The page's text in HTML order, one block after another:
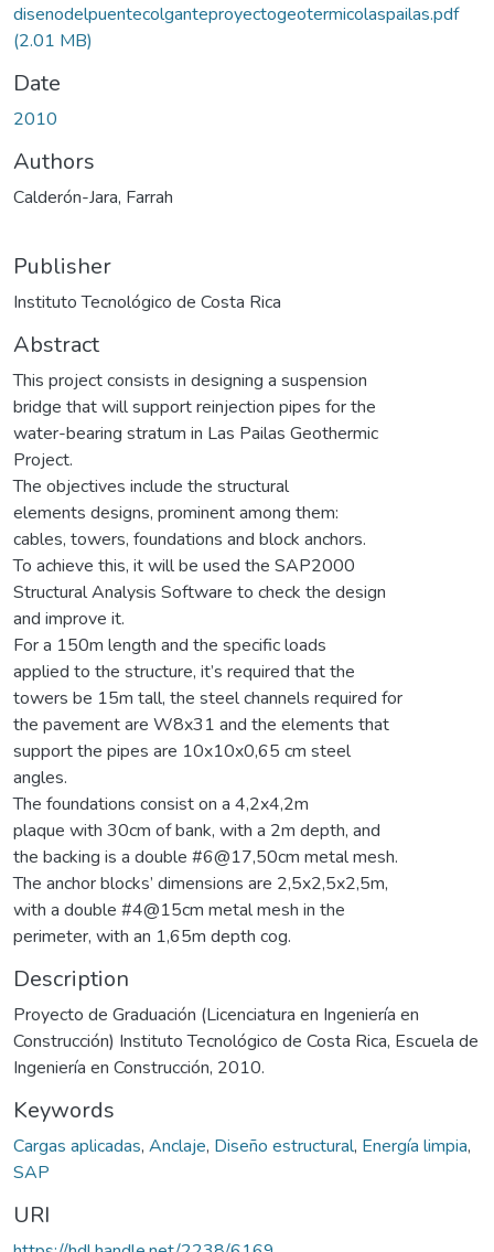
disenodelpuentecolganteproyectogeotermicolaspailas.pdf
(2.01 MB)
Date
2010
Authors
Calderón-Jara, Farrah
Publisher
Instituto Tecnológico de Costa Rica
Abstract
This project consists in designing a suspension
bridge that will support reinjection pipes for the
water-bearing stratum in Las Pailas Geothermic
Project.
The objectives include the structural
elements designs, prominent among them:
cables, towers, foundations and block anchors.
To achieve this, it will be used the SAP2000
Structural Analysis Software to check the design
and improve it.
For a 150m length and the specific loads
applied to the structure, it’s required that the
towers be 15m tall, the steel channels required for
the pavement are W8x31 and the elements that
support the pipes are 10x10x0,65 cm steel
angles.
The foundations consist on a 4,2x4,2m
plaque with 30cm of bank, with a 2m depth, and
the backing is a double #6@17,50cm metal mesh.
The anchor blocks’ dimensions are 2,5x2,5x2,5m,
with a double #4@15cm metal mesh in the
perimeter, with an 1,65m depth cog.
Description
Proyecto de Graduación (Licenciatura en Ingeniería en
Construcción) Instituto Tecnológico de Costa Rica, Escuela de
Ingeniería en Construcción, 2010.
Keywords
Cargas aplicadas, Anclaje, Diseño estructural, Energía limpia,
SAP
URI